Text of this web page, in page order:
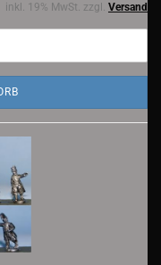
inkl. 19% MwSt. zzgl. Versand